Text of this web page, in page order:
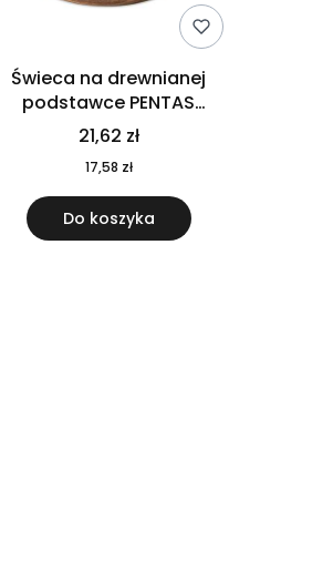
Świeca na drewnianej
podstawce PENTAS
MO6282-40
21,62 zł
17,58 zł
Do koszyka